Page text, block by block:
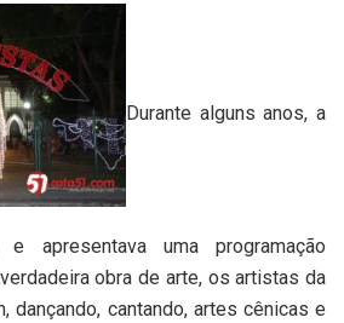
Durante alguns anos, a
e apresentava uma programação
obra de arte, os artistas da
dançando, cantando, artes cênicas e